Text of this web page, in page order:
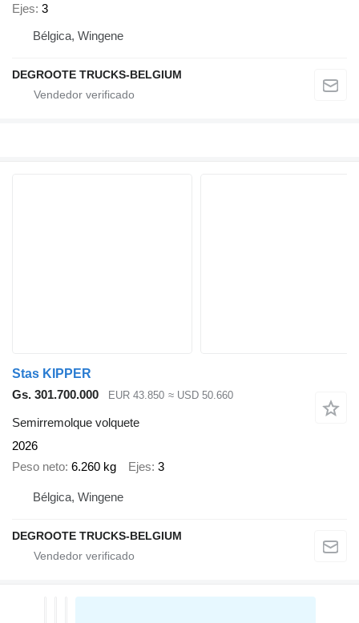
Ejes 3
Bélgica, Wingene
DEGROOTE TRUCKS-BELGIUM
Stas KIPPER
Gs. 301.700.000
EUR 43.850 ≈ USD 50.660
Semirremolque volquete
2026
Peso neto 6.260 kg Ejes 3
Bélgica, Wingene
DEGROOTE TRUCKS-BELGIUM